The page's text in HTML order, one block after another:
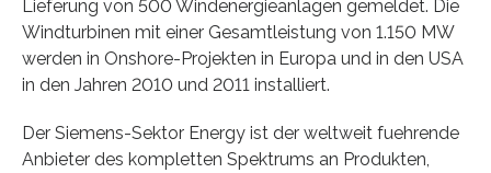
Lieferung von 500 Windenergieanlagen gemeldet. Die
Windturbinen mit einer Gesamtleistung von 1.150 MW
werden in Onshore-Projekten in Europa und in den USA
in den Jahren 2010 und 2011 installiert.
Der Siemens-Sektor Energy ist der weltweit fuehrende
Anbieter des kompletten Spektrums an Produkten,